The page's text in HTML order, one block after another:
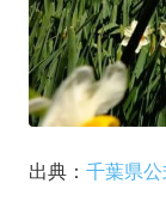
出典： 千葉県